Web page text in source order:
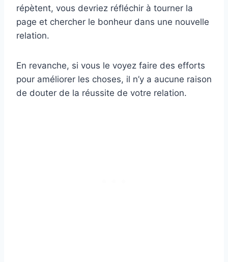
répètent, vous devriez réfléchir à tourner la
page et chercher le bonheur dans une nouvelle
relation.
En revanche, si vous le voyez faire des efforts
pour améliorer les choses, il n’y a aucune raison
de douter de la réussite de votre relation.